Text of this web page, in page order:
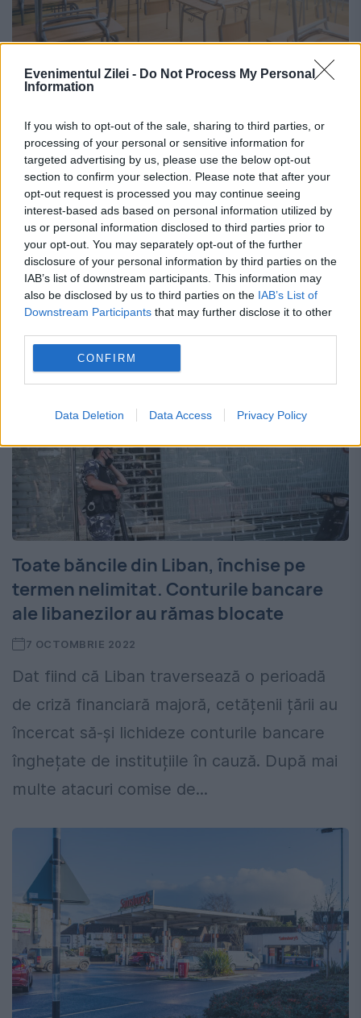
Evenimentul Zilei - Do Not Process My Personal
Information
If you wish to opt-out of the sale, sharing to third parties, or
processing of your personal or sensitive information for
targeted advertising by us, please use the below opt-out
section to confirm your selection. Please note that after your
opt-out request is processed you may continue seeing
interest-based ads based on personal information utilized by
us or personal information disclosed to third parties prior to
your opt-out. You may separately opt-out of the further
disclosure of your personal information by third parties on the
IAB’s list of downstream participants. This information may
also be disclosed by us to third parties on the IAB’s List of
Downstream Participants that may further disclose it to other
CONFIRM
Data Deletion Data Access Privacy Policy
Școlile care sunt închise în România,
Ministerului Educației
30 SEPTEMBRIE 2024
Școlile din mai multe localități din județul
Galați vor suspenda activitatea din cauza
condițiilor meteo, iar lista va fi actualizată în
timp real, anunță Ministerul Educaţiei.
Școlile se închid în judeţul...
Toate băncile din Liban, închise pe
termen nelimitat. Conturile bancare
ale libanezilor au rămas blocate
7 OCTOMBRIE 2022
Dat fiind că Liban traversează o perioadă
de criză financiară majoră, cetățenii țării au
încercat să-și lichideze conturile bancare
înghețate de instituțiile în cauză. După mai
multe atacuri comise de...